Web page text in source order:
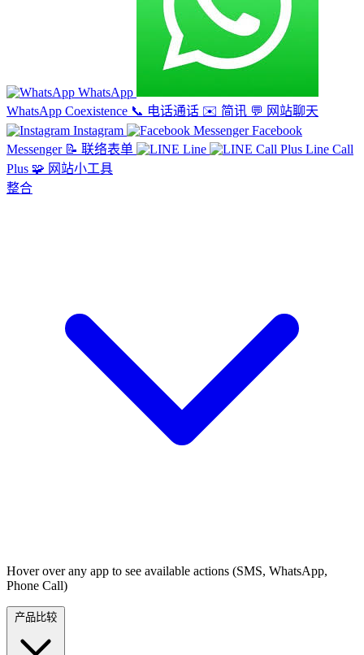
WhatsApp
WhatsApp Coexistence 📞 电话通话 ✉️ 简讯 💬 网站聊天
Instagram
Facebook
Messenger 📝 联络表单 Line
Line Call
Plus 🧩 网站小工具
整合
Hover over any app to see available actions (SMS, WhatsApp,
Phone Call)